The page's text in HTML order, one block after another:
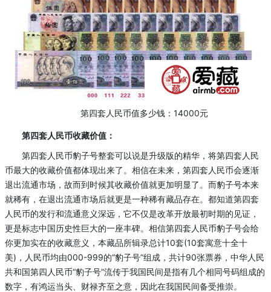
第四套人民币值多少钱：14000元
第四套人民币收藏价值：
第四套人民币豹子号整套可以说是升级版的精华，将第四套人民
币最大的收藏价值都体现出来了。相信在未来，第四套人民币会逐渐
退出流通市场，故而到时候其收藏价值就更加明显了。而豹子号本来
就稀有，在退出流通市场后就更是一种稀有藏品存在。都知道第四套
人民币的发行和流通意义深远，它不仅是改革开放最初时期的见证，
更是标志中国历史性巨大的一座丰碑。相信第四套人民币豹子号会给
你更加实在的收藏意义，本藏品所辑录总计10套(10套寓意十全十
美)，人民币均由000-999的“豹子号”组成，共计90张票券，中华人民
共和国第四人民币“豹子号”流传于我国民间是指有几个相同号码组成的
数字，有鸿运当头、财禄齐至之意，因此在我国民间备受推崇。